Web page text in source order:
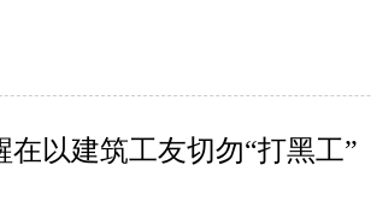
以建筑工友切勿“打黑工”